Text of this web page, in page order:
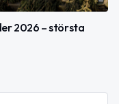
2026 – största